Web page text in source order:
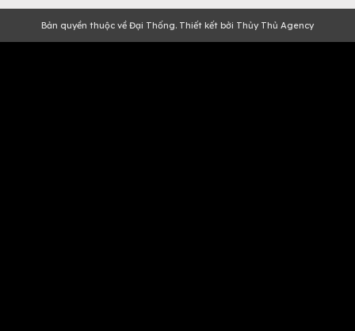
Bản quyền thuộc về Đại Thống. Thiết kết bởi Thủy Thủ Agency